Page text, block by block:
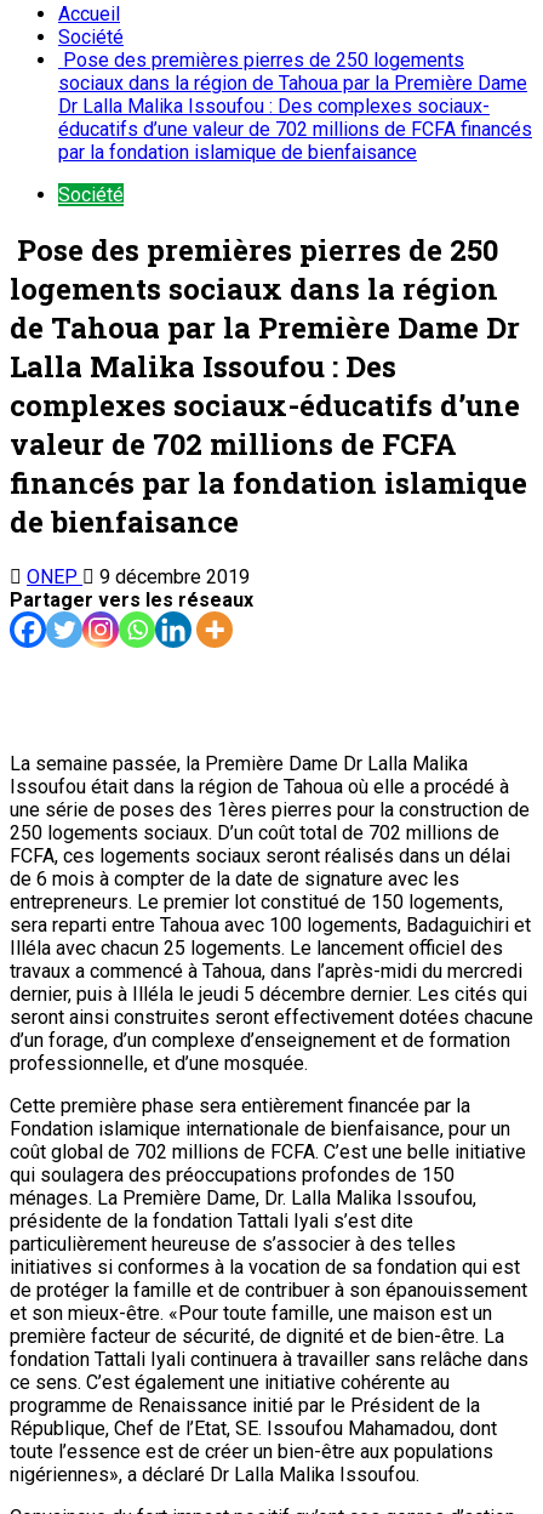
Accueil
Société
Pose des premières pierres de 250 logements
sociaux dans la région de Tahoua par la Première Dame
Dr Lalla Malika Issoufou : Des complexes sociaux-
éducatifs d’une valeur de 702 millions de FCFA financés
par la fondation islamique de bienfaisance
Société
Pose des premières pierres de 250
logements sociaux dans la région
de Tahoua par la Première Dame Dr
Lalla Malika Issoufou : Des
complexes sociaux-éducatifs d’une
valeur de 702 millions de FCFA
financés par la fondation islamique
de bienfaisance
ONEP
9 décembre 2019
Partager vers les réseaux
La semaine passée, la Première Dame Dr Lalla Malika
Issoufou était dans la région de Tahoua où elle a procédé à
une série de poses des 1ères pierres pour la construction de
250 logements sociaux. D’un coût total de 702 millions de
FCFA, ces logements sociaux seront réalisés dans un délai
de 6 mois à compter de la date de signature avec les
entrepreneurs. Le premier lot constitué de 150 logements,
sera reparti entre Tahoua avec 100 logements, Badaguichiri et
Illéla avec chacun 25 logements. Le lancement officiel des
travaux a commencé à Tahoua, dans l’après-midi du mercredi
dernier, puis à Illéla le jeudi 5 décembre dernier. Les cités qui
seront ainsi construites seront effectivement dotées chacune
d’un forage, d’un complexe d’enseignement et de formation
professionnelle, et d’une mosquée.
Cette première phase sera entièrement financée par la
Fondation islamique internationale de bienfaisance, pour un
coût global de 702 millions de FCFA. C’est une belle initiative
qui soulagera des préoccupations profondes de 150
ménages. La Première Dame, Dr. Lalla Malika Issoufou,
présidente de la fondation Tattali Iyali s’est dite
particulièrement heureuse de s’associer à des telles
initiatives si conformes à la vocation de sa fondation qui est
de protéger la famille et de contribuer à son épanouissement
et son mieux-être. «Pour toute famille, une maison est un
première facteur de sécurité, de dignité et de bien-être. La
fondation Tattali Iyali continuera à travailler sans relâche dans
ce sens. C’est également une initiative cohérente au
programme de Renaissance initié par le Président de la
République, Chef de l’Etat, SE. Issoufou Mahamadou, dont
toute l’essence est de créer un bien-être aux populations
nigériennes», a déclaré Dr Lalla Malika Issoufou.